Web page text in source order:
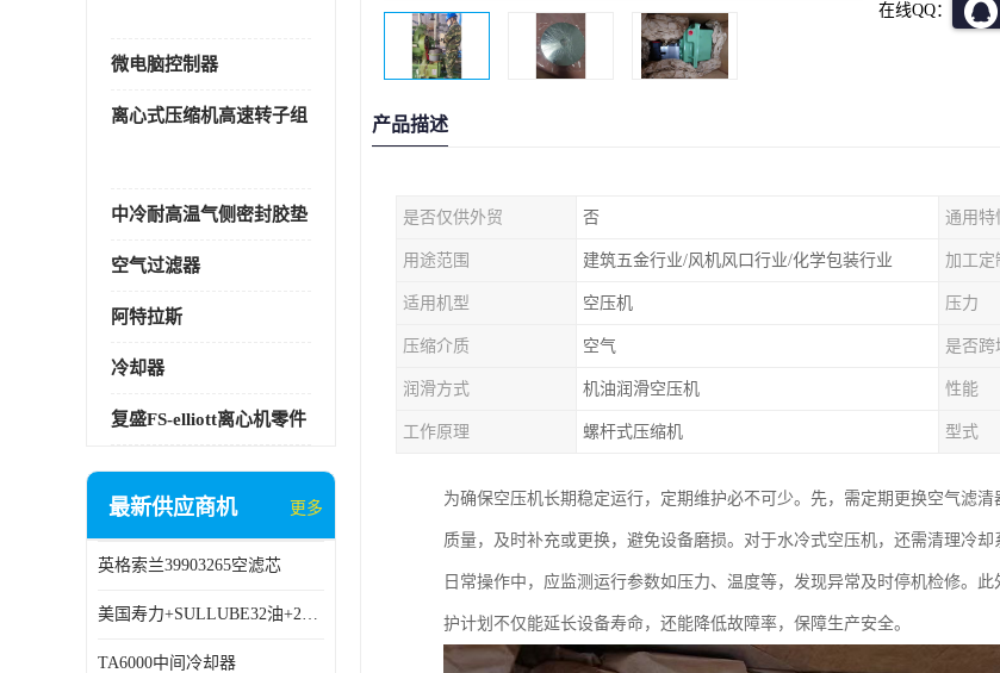
微电脑控制器
离心式压缩机高速转子组
中冷耐高温气侧密封胶垫
空气过滤器
阿特拉斯
冷却器
复盛FS-elliott离心机零件
最新供应商机 更多
英格索兰39903265空滤芯
美国寿力+SULLUBE32油+250022-669
TA6000中间冷却器
在线QQ：
产品描述
是否仅供外贸 否 通用特
用途范围 建筑五金行业/风机风口行业/化学包装行业 加工定
适用机型 空压机 压力
压缩介质 空气 是否跨
润滑方式 机油润滑空压机 性能
工作原理 螺杆式压缩机 型式
为确保空压机长期稳定运行，定期维护必不可少。先，需定期更换空气滤
质量，及时补充或更换，避免设备磨损。对于水冷式空压机，还需清理冷却
日常操作中，应监测运行参数如压力、温度等，发现异常及时停机检修。
护计划不仅能延长设备寿命，还能降低故障率，保障生产安全。